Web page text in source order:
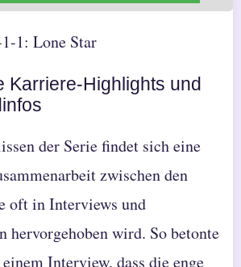
Karriere-Highlights und
der Serie findet sich eine
zwischen den
oft in Interviews und
hervorgehoben wird. So betonte
Interview, dass die enge